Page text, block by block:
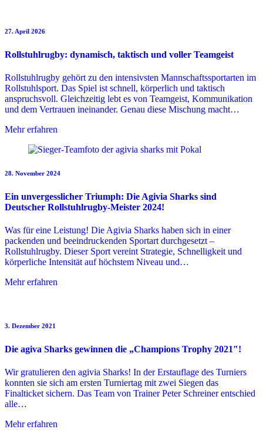
27. April 2026
Rollstuhlrugby: dynamisch, taktisch und voller Teamgeist
Rollstuhlrugby gehört zu den intensivsten Mannschaftssportarten im
Rollstuhlsport. Das Spiel ist schnell, körperlich und taktisch
anspruchsvoll. Gleichzeitig lebt es von Teamgeist, Kommunikation
und dem Vertrauen ineinander. Genau diese Mischung macht…
Mehr erfahren
28. November 2024
Ein unvergesslicher Triumph: Die Agivia Sharks sind
Deutscher Rollstuhlrugby-Meister 2024!
Was für eine Leistung! Die Agivia Sharks haben sich in einer
packenden und beeindruckenden Sportart durchgesetzt –
Rollstuhlrugby. Dieser Sport vereint Strategie, Schnelligkeit und
körperliche Intensität auf höchstem Niveau und…
Mehr erfahren
3. Dezember 2021
Die agiva Sharks gewinnen die „Champions Trophy 2021″!
Wir gratulieren den agivia Sharks! In der Erstauflage des Turniers
konnten sie sich am ersten Turniertag mit zwei Siegen das
Finalticket sichern. Das Team von Trainer Peter Schreiner entschied
alle…
Mehr erfahren